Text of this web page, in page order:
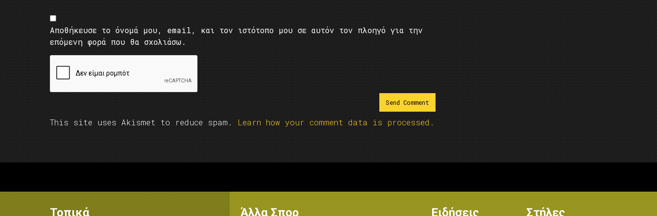
Αποθήκευσε το όνομά μου, email, και τον ιστότοπο μου σε αυτόν τον πλοηγό για την
επόμενη φορά που θα σχολιάσω.
This site uses Akismet to reduce spam. Learn how your comment data is processed.
Τοπικά Άλλα Σπορ Ειδήσεις Στήλες